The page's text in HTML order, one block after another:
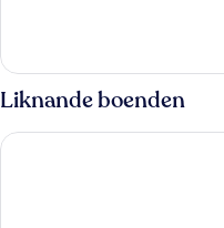
Room
Assigned
Liknande boenden
Sea Cruise Hotel